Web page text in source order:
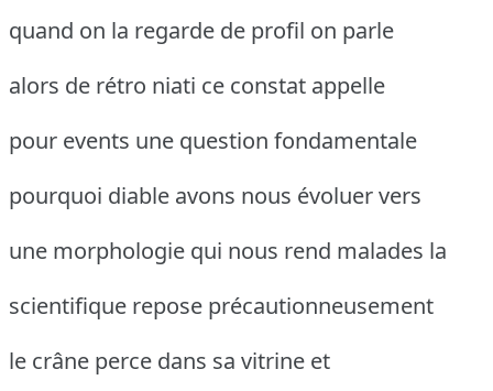
quand on la regarde de profil on parle
alors de rétro niati ce constat appelle
pour events une question fondamentale
pourquoi diable avons nous évoluer vers
une morphologie qui nous rend malades la
scientifique repose précautionneusement
le crâne perce dans sa vitrine et